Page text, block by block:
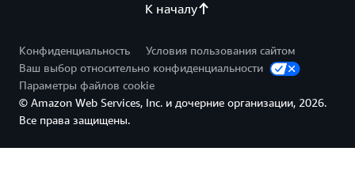
К началу
Конфиденциальность
Условия пользования сайтом
Ваш выбор относительно конфиденциальности
Параметры файлов cookie
© Amazon Web Services, Inc. и дочерние организации, 2026.
Все права защищены.